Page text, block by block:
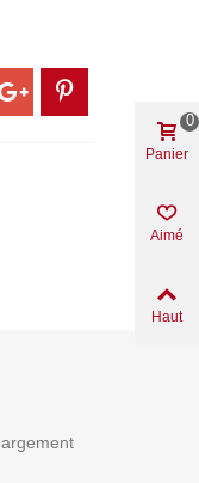
Panier
0
Aimé
Haut